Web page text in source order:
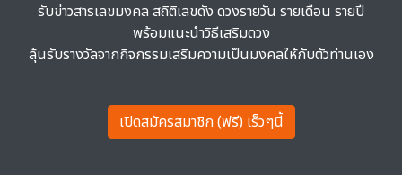
รับข่าวสารเลขมงคล สถิติเลขดัง ดวงรายวัน รายเดือน รายปี
พร้อมแนะนำวิธีเสริมดวง
ลุ้นรับรางวัลจากกิจกรรมเสริมความเป็นมงคลให้กับตัวท่านเอง
เปิดสมัครสมาชิก (ฟรี) เร็วๆนี้